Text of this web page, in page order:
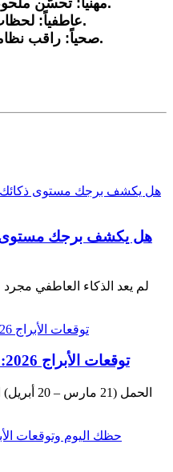
عاطفياً: لحظات رومانسية تقرّبك من الشريك.
صحياً: راقب نظامك الغذائي وابتعد عن الحلويات.
هل يكشف برجك مستوى
لم يعد الذكاء العاطفي
توقعات الأبراج 2026: هذا ما تقوله السنة عن حظك
الحمل